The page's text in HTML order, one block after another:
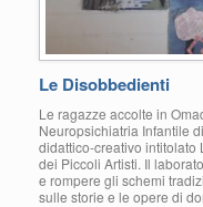
Le Disobbedienti
Le ragazze accolte in
Neuropsichiatria Infantile
didattico-creativo intitolato
dei Piccoli Artisti. Il
e rompere gli schemi
sulle storie e le opere di